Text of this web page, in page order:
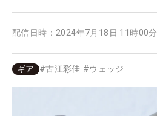
配信日時： 2024年7月18日 11時00分
ギア #古江彩佳 #ウェッジ